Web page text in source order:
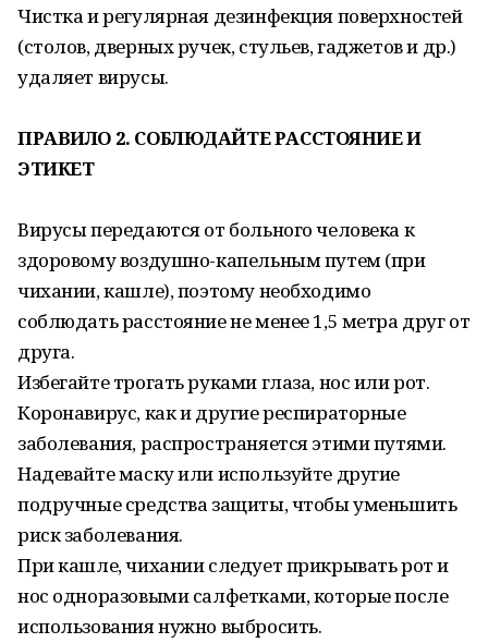
Чистка и регулярная дезинфекция поверхностей
(столов, дверных ручек, стульев, гаджетов и др.)
удаляет вирусы.
ПРАВИЛО 2. СОБЛЮДАЙТЕ РАССТОЯНИЕ И
ЭТИКЕТ
Вирусы передаются от больного человека к
здоровому воздушно-капельным путем (при
чихании, кашле), поэтому необходимо
соблюдать расстояние не менее 1,5 метра друг от
друга.
Избегайте трогать руками глаза, нос или рот.
Коронавирус, как и другие респираторные
заболевания, распространяется этими путями.
Надевайте маску или используйте другие
подручные средства защиты, чтобы уменьшить
риск заболевания.
При кашле, чихании следует прикрывать рот и
нос одноразовыми салфетками, которые после
использования нужно выбросить.